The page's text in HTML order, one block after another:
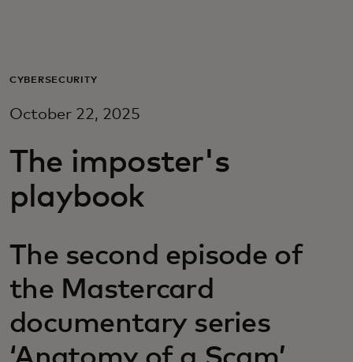
Para empresas
Para innovadores
CYBERSECURITY
October 22, 2025
The imposter's
playbook
The second episode of
the Mastercard
documentary series